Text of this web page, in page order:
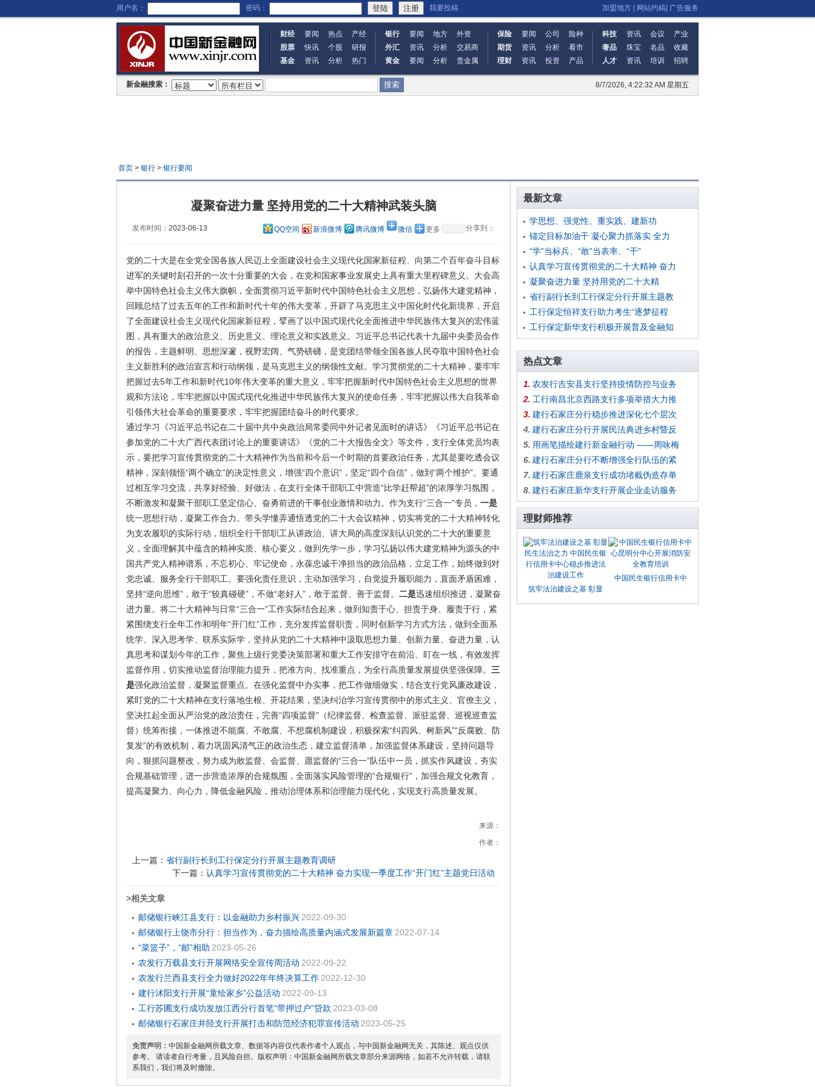
用户名： 密码： 我要投稿 加盟地方 网站约稿 广告服务
财经 要闻 热点
产经
股票
快讯 个股
研报
基金
资讯 分析 热门
银行 要闻 地方
外资
外汇
资讯 分析
交易商
黄金
要闻 分析 贵金属
保险 要闻 公司
险种
期货
资讯 分析
看市
理财
资讯 投资 产品
科技 资讯 会议
产业
奢品
珠宝 名品
收藏
人才
资讯 培训 招聘
8/7/2026, 4:22:33 AM 星期五
新金融搜索：
首页> 银行> 银行要闻
凝聚奋进力量 坚持用党的二十大精神武装头脑
发布时间： 2023-06-13 分享到：
QQ空间 新浪微博 腾讯微博 微信 更多
党的二十大是在全党全国各族人民迈上全面建设社会主义现代化国家新征程、向第二个百年奋斗目标
进军的关键时刻召开的一次十分重要的大会，在党和国家事业发展史上具有重大里程碑意义。大会高
举中国特色社会主义伟大旗帜，全面贯彻习近平新时代中国特色社会主义思想，弘扬伟大建党精神，
回顾总结了过去五年的工作和新时代十年的伟大变革，开辟了马克思主义中国化时代化新境界，开启
了全面建设社会主义现代化国家新征程，擘画了以中国式现代化全面推进中华民族伟大复兴的宏伟蓝
图，具有重大的政治意义、历史意义、理论意义和实践意义。习近平总书记代表十九届中央委员会作
的报告，主题鲜明、思想深邃，视野宏阔、气势磅礴，是党团结带领全国各族人民夺取中国特色社会
主义新胜利的政治宣言和行动纲领，是马克思主义的纲领性文献。学习贯彻党的二十大精神，要牢牢
把握过去5年工作和新时代10年伟大变革的重大意义，牢牢把握新时代中国特色社会主义思想的世界
观和方法论，牢牢把握以中国式现代化推进中华民族伟大复兴的使命任务，牢牢把握以伟大自我革命
引领伟大社会革命的重要要求，牢牢把握团结奋斗的时代要求。
通过学习《习近平总书记在二十届中共中央政治局常委同中外记者见面时的讲话》《习近平总书记在
参加党的二十大广西代表团讨论上的重要讲话》《党的二十大报告全文》等文件，支行全体党员均表
示，要把学习宣传贯彻党的二十大精神作为当前和今后一个时期的首要政治任务，尤其是要吃透会议
精神，深刻领悟“两个确立”的决定性意义，增强“四个意识”，坚定“四个自信”，做到“两个维护”。要通
过相互学习交流，共享好经验、好做法，在支行全体干部职工中营造“比学赶帮超”的浓厚学习氛围，
不断激发和凝聚干部职工坚定信心、奋勇前进的干事创业激情和动力。作为支行“三合一”专员， 一是
统一思想行动，凝聚工作合力。带头学懂弄通悟透党的二十大会议精神，切实将党的二十大精神转化
为支农履职的实际行动，组织全行干部职工从讲政治、讲大局的高度深刻认识党的二十大的重要意
义，全面理解其中蕴含的精神实质、核心要义，做到先学一步，学习弘扬以伟大建党精神为源头的中
国共产党人精神谱系，不忘初心、牢记使命，永葆忠诚干净担当的政治品格，立足工作，始终做到对
党忠诚、服务全行干部职工。要强化责任意识，主动加强学习，自觉提升履职能力，直面矛盾困难，
坚持“逆向思维”，敢于“较真碰硬”，不做“老好人”，敢于监督、善于监督。 二是迅速组织推进，凝聚奋
进力量。将二十大精神与日常“三合一”工作实际结合起来，做到知责于心、担责于身、履责于行，紧
紧围绕支行全年工作和明年“开门红”工作，充分发挥监督职责，同时创新学习方式方法，做到全面系
统学、深入思考学、联系实际学，坚持从党的二十大精神中汲取思想力量、创新力量、奋进力量，认
真思考和谋划今年的工作，聚焦上级行党委决策部署和重大工作安排守在前沿、盯在一线，有效发挥
监督作用，切实推动监督治理能力提升，把准方向、找准重点，为全行高质量发展提供坚强保障。 三
是强化政治监督，凝聚监督重点。在强化监督中办实事，把工作做细做实，结合支行党风廉政建设，
紧盯党的二十大精神在支行落地生根、开花结果，坚决纠治学习宣传贯彻中的形式主义、官僚主义，
坚决扛起全面从严治党的政治责任，完善“四项监督”（纪律监督、检查监督、派驻监督、巡视巡查监
督）统筹衔接，一体推进不能腐、不敢腐、不想腐机制建设，积极探索“纠四风、树新风”“反腐败、防
复发”的有效机制，着力巩固风清气正的政治生态，建立监督清单，加强监督体系建设，坚持问题导
向，狠抓问题整改，努力成为敢监督、会监督、愿监督的“三合一”队伍中一员，抓实作风建设，夯实
合规基础管理，进一步营造浓厚的合规氛围，全面落实风险管理的“合规银行”，加强合规文化教育，
提高凝聚力、向心力，降低金融风险，推动治理体系和治理能力现代化，实现支行高质量发展。
来源：
作者：
上一篇： 省行副行长到工行保定分行开展主题教育调研
下一篇： 认真学习宣传贯彻党的二十大精神 奋力实现一季度工作“开门红”主题党日活动
>相关文章
邮储银行峡江县支行：以金融助力乡村振兴 2022-09-30
邮储银行上饶市分行：担当作为，奋力描绘高质量内涵式发展新篇章 2022-07-14
“菜篮子”，“邮”相助 2023-05-26
农发行万载县支行开展网络安全宣传周活动 2022-09-22
农发行兰西县支行全力做好2022年年终决算工作 2022-12-30
建行沭阳支行开展“童绘家乡”公益活动 2022-09-13
工行苏圃支行成功发放江西分行首笔“带押过户”贷款 2023-03-08
邮储银行石家庄井陉支行开展打击和防范经济犯罪宣传活动 2023-05-25
免责声明： 中国新金融网所载文章、数据等内容仅代表作者个人观点，与中国新金融网无关，其陈述、观点仅供
参考。 请读者自行考量，且风险自担。版权声明：中国新金融网所载文章部分来源网络，如若不允许转载，请联
系我们，我们将及时撤除。
最新文章
学思想、强党性、重实践、建新功
锚定目标加油干 凝心聚力抓落实 全力
“学”当标兵、“敢”当表率、“干”
认真学习宣传贯彻党的二十大精神 奋力
凝聚奋进力量 坚持用党的二十大精
省行副行长到工行保定分行开展主题教
工行保定恒祥支行助力考生“逐梦征程
工行保定新华支行积极开展普及金融知
热点文章
1. 农发行吉安县支行坚持疫情防控与业务
2. 工行南昌北京西路支行多项举措大力推
3. 建行石家庄分行稳步推进深化七个层次
4. 建行石家庄分行开展民法典进乡村暨反
5. 用画笔描绘建行新金融行动 ——周咏梅
6. 建行石家庄分行不断增强全行队伍的紧
7. 建行石家庄鹿泉支行成功堵截伪造存单
8. 建行石家庄新华支行开展企业走访服务
理财师推荐
筑牢法治建设之基 彰显
中国民生银行信用卡中